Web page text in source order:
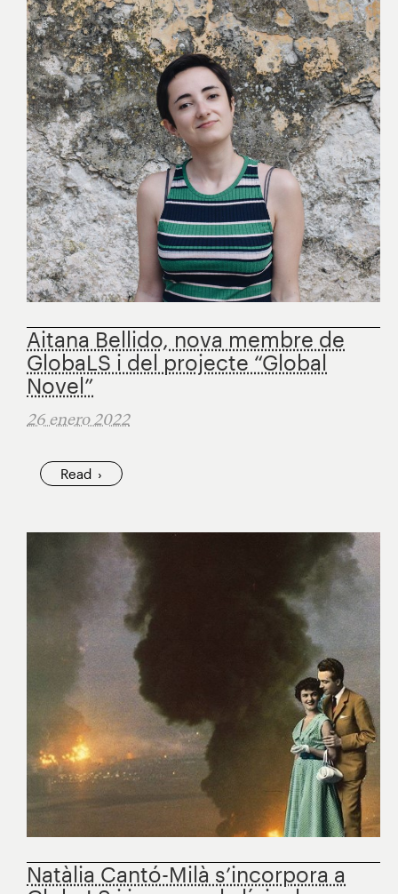
Aitana Bellido, nova membre de
GlobaLS i del projecte “Global
Novel”
26 enero 2022
Read
Natàlia Cantó-Milà s’incorpora a